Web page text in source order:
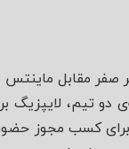
صفر مقابل
تیم، لایپزیگ
کسب مجوز